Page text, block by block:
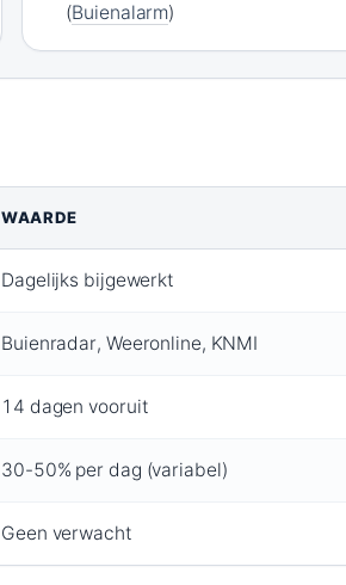
(Buienalarm)
WAARDE
Dagelijks bijgewerkt
Buienradar, Weeronline, KNMI
14 dagen vooruit
30-50% per dag (variabel)
Geen verwacht